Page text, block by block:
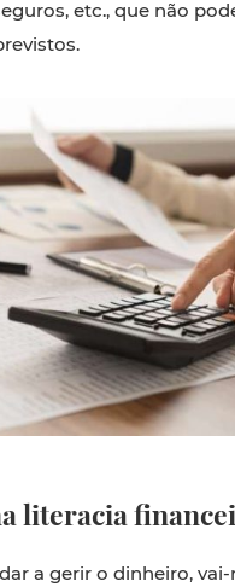
etc., que não
literacia
a gerir o dinheiro,